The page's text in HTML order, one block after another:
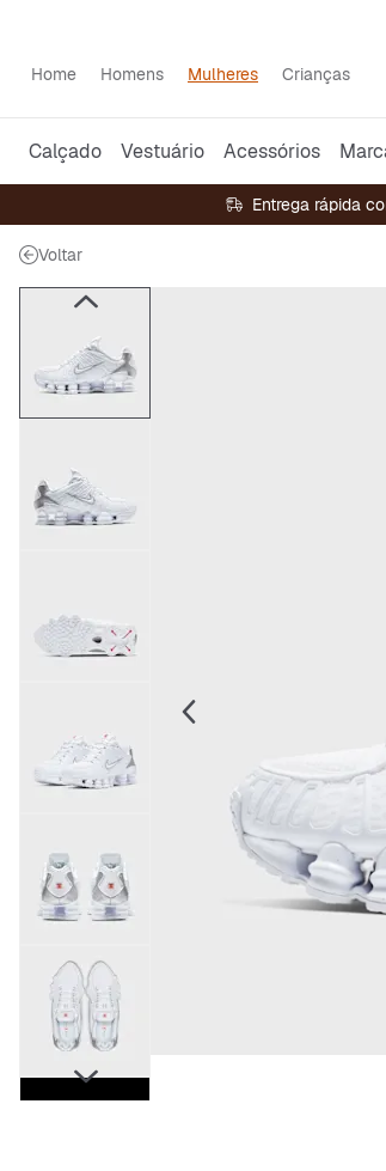
Home Homens Mulheres Crianças
Calçado Vestuário Acessórios
Entrega rápida
Voltar